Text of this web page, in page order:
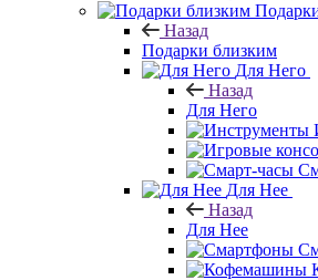
Назад
Подарки близким
Для Него
Назад
Для Него
Для Нее
Назад
Для Нее